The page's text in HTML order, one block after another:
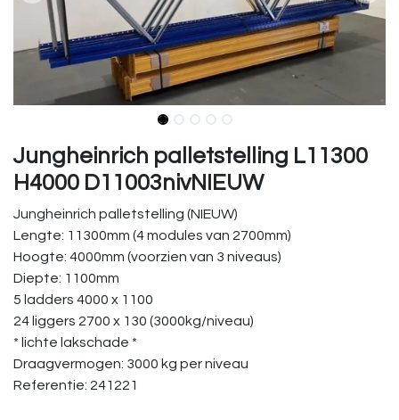
Jungheinrich palletstelling L11300
H4000 D11003nivNIEUW
Jungheinrich palletstelling (NIEUW)
Lengte: 11300mm (4 modules van 2700mm)
Hoogte: 4000mm (voorzien van 3 niveaus)
Diepte: 1100mm
5 ladders 4000 x 1100
24 liggers 2700 x 130 (3000kg/niveau)
* lichte lakschade *
Draagvermogen: 3000 kg per niveau
Referentie: 241221